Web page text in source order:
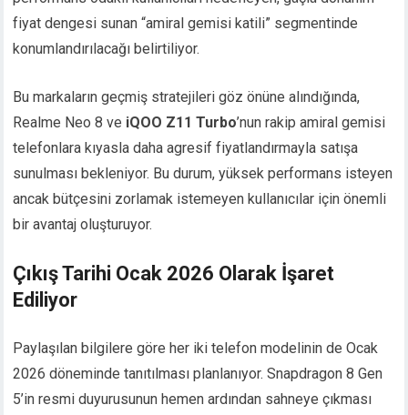
fiyat dengesi sunan “amiral gemisi katili” segmentinde
konumlandırılacağı belirtiliyor.
Bu markaların geçmiş stratejileri göz önüne alındığında,
Realme Neo 8 ve iQOO Z11 Turbo’nun rakip amiral gemisi
telefonlara kıyasla daha agresif fiyatlandırmayla satışa
sunulması bekleniyor. Bu durum, yüksek performans isteyen
ancak bütçesini zorlamak istemeyen kullanıcılar için önemli
bir avantaj oluşturuyor.
Çıkış Tarihi Ocak 2026 Olarak İşaret
Ediliyor
Paylaşılan bilgilere göre her iki telefon modelinin de Ocak
2026 döneminde tanıtılması planlanıyor. Snapdragon 8 Gen
5’in resmi duyurusunun hemen ardından sahneye çıkması